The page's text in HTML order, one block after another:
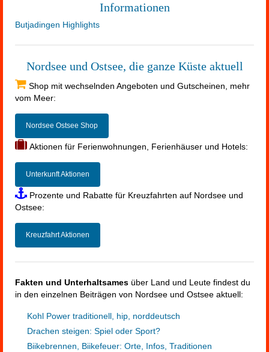
Informationen
Butjadingen Highlights
Nordsee und Ostsee, die ganze Küste aktuell
Shop mit wechselnden Angeboten und Gutscheinen, mehr
vom Meer:
Nordsee Ostsee Shop
Aktionen für Ferienwohnungen, Ferienhäuser und Hotels:
Unterkunft Aktionen
Prozente und Rabatte für Kreuzfahrten auf Nordsee und
Ostsee:
Kreuzfahrt Aktionen
Fakten und Unterhaltsames über Land und Leute findest du
in den einzelnen Beiträgen von Nordsee und Ostsee aktuell:
Kohl Power traditionell, hip, norddeutsch
Drachen steigen: Spiel oder Sport?
Biikebrennen, Biikefeuer: Orte, Infos, Traditionen